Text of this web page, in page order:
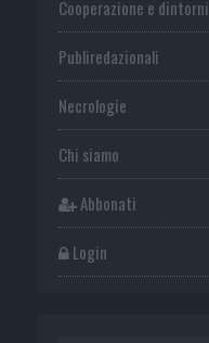
Cooperazione e dintorni
Publiredazionali
Necrologie
Chi siamo
Abbonati
Login